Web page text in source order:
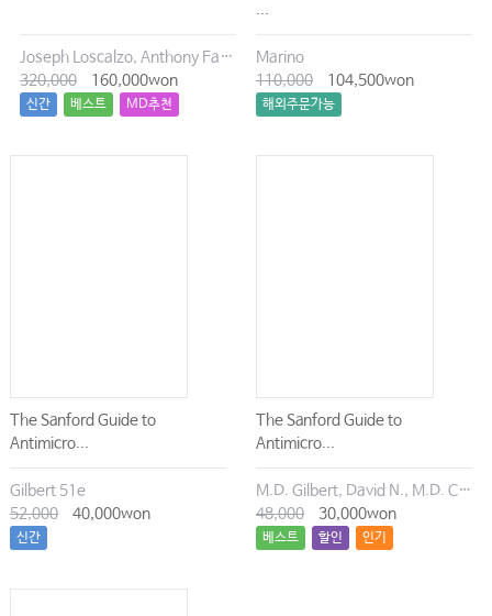
Joseph Loscalzo, Anthony Fauci, Dennis Kasper, Stephen Hauser, Dan Longo, J. Larry Jameson
320,000
160,000won
신간 베스트 MD추천
...
Marino
110,000
104,500won
해외주문가능
The Sanford Guide to
Antimicro...
Gilbert 51e
52,000
40,000won
신간
The Sanford Guide to
Antimicro...
M.D. Gilbert, David N., M.D. Chambers, Henry F., M.D. Eliopoulos, George M., M.D. Saag, Michael S., M.D. Pavia, Andrew T.
48,000
30,000won
베스트 할인 인기